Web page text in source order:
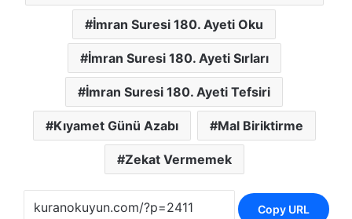
İmran Suresi 180. Ayeti Oku
İmran Suresi 180. Ayeti Sırları
İmran Suresi 180. Ayeti Tefsiri
Kıyamet Günü Azabı Mal Biriktirme
Zekat Vermemek
Copy URL